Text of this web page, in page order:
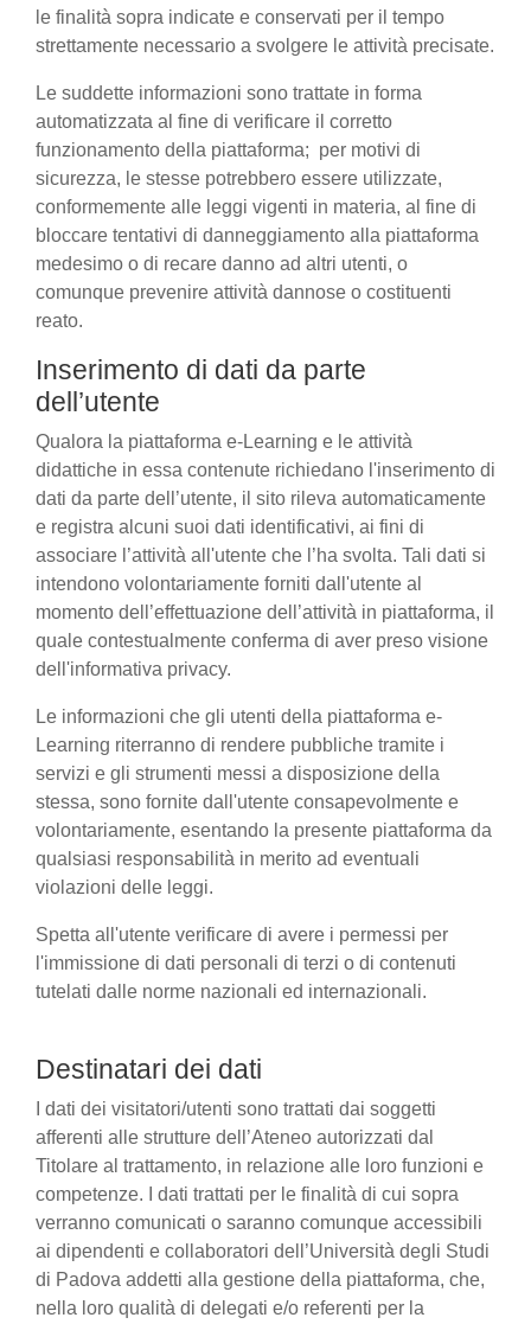
le finalità sopra indicate e conservati per il tempo
strettamente necessario a svolgere le attività precisate.
Le suddette informazioni sono trattate in forma
automatizzata al fine di verificare il corretto
funzionamento della piattaforma; per motivi di
sicurezza, le stesse potrebbero essere utilizzate,
conformemente alle leggi vigenti in materia, al fine di
bloccare tentativi di danneggiamento alla piattaforma
medesimo o di recare danno ad altri utenti, o
comunque prevenire attività dannose o costituenti
reato.
Inserimento di dati da parte
dell’utente
Qualora la piattaforma e-Learning e le attività
didattiche in essa contenute richiedano l'inserimento di
dati da parte dell’utente, il sito rileva automaticamente
e registra alcuni suoi dati identificativi, ai fini di
associare l’attività all'utente che l’ha svolta. Tali dati si
intendono volontariamente forniti dall'utente al
momento dell’effettuazione dell’attività in piattaforma, il
quale contestualmente conferma di aver preso visione
dell'informativa privacy.
Le informazioni che gli utenti della piattaforma e-
Learning riterranno di rendere pubbliche tramite i
servizi e gli strumenti messi a disposizione della
stessa, sono fornite dall'utente consapevolmente e
volontariamente, esentando la presente piattaforma da
qualsiasi responsabilità in merito ad eventuali
violazioni delle leggi.
Spetta all'utente verificare di avere i permessi per
l'immissione di dati personali di terzi o di contenuti
tutelati dalle norme nazionali ed internazionali.
Destinatari dei dati
I dati dei visitatori/utenti sono trattati dai soggetti
afferenti alle strutture dell’Ateneo autorizzati dal
Titolare al trattamento, in relazione alle loro funzioni e
competenze. I dati trattati per le finalità di cui sopra
verranno comunicati o saranno comunque accessibili
ai dipendenti e collaboratori dell’Università degli Studi
di Padova addetti alla gestione della piattaforma, che,
nella loro qualità di delegati e/o referenti per la